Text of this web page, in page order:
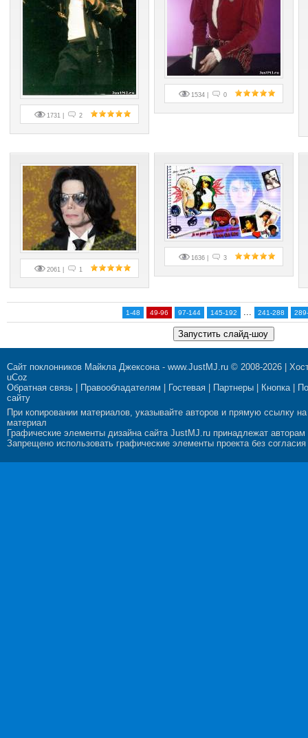
1731 | 2
1534 | 0
2061 | 1
1636 | 3
1-48 49-96 97-144 145-192 ... 241-288
Сайт поклонников Майкла Джексона- www.JustMJ.ru © 2008-2026 |
uCoz
Обратная связь
Правообладателям Гостевая Партнеры Кнопка|
сайту
При копировании материалов, указывайте авторов и прямую ссылку на
материал
Графические элементы дизайна сайта JustMJ.ru принадлежат авторам
Запрещено использовать графические элементы проекта без согласия